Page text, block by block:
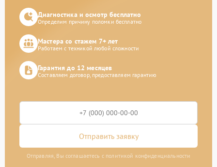
Диагностика и осмотр бесплатно
Определим причину поломки бесплатно
Мастера со стажем 7+ лет
Работаем с техникой любой сложности
Гарантия до 12 месяцев
Составляем договор, предоставляем гарантию
Отправить заявку
Отправляя, Вы соглашаетесь с политикой конфиденциальности